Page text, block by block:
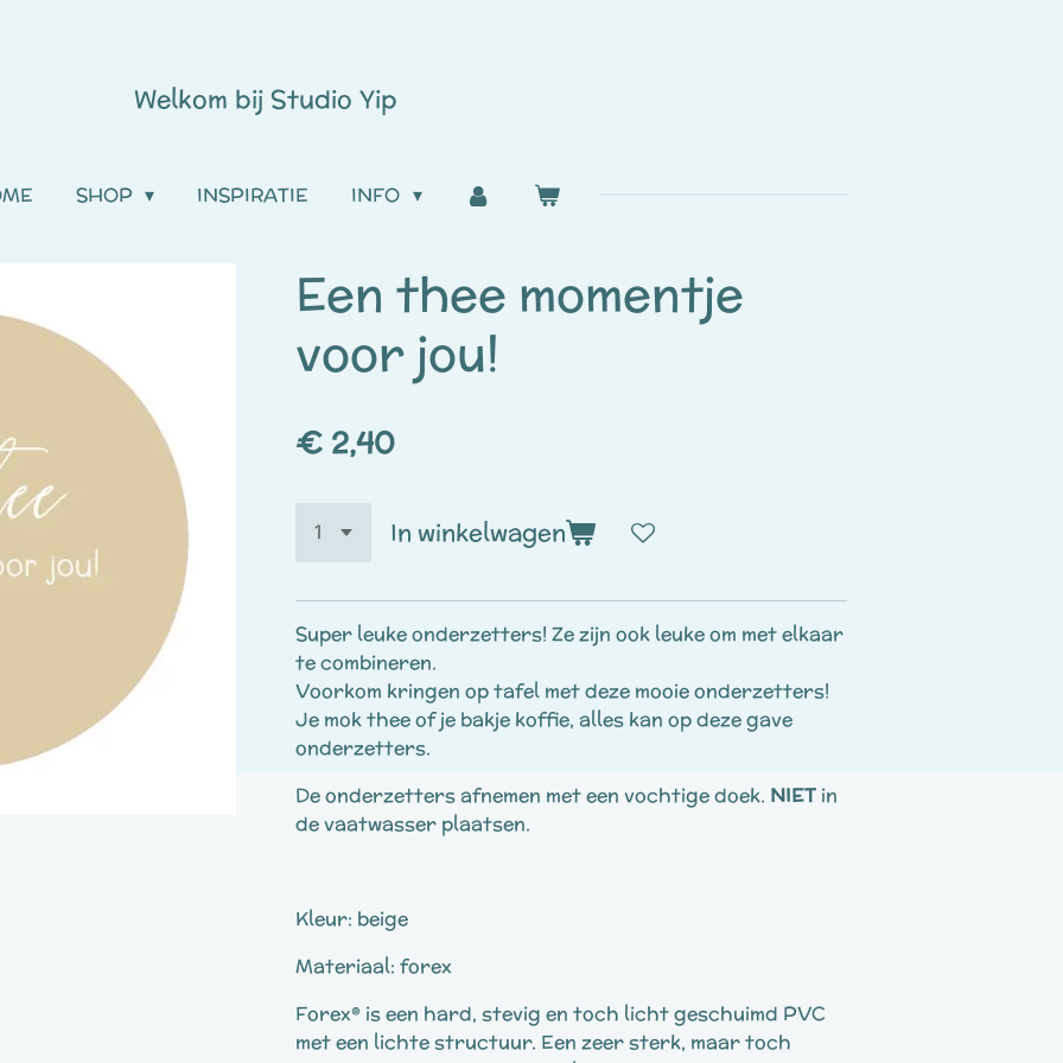
Welkom bij Studio Yip
SHOP INSPIRATIE INFO
Een thee momentje
voor jou!
€ 2,40
In winkelwagen
Super leuke onderzetters! Ze zijn ook leuke om met elkaar
te combineren.
Voorkom kringen op tafel met deze mooie onderzetters!
Je mok thee of je bakje koffie, alles kan op deze gave
onderzetters.
De onderzetters afnemen met een vochtige doek. NIET in
de vaatwasser plaatsen.
Kleur: beige
Materiaal: forex
Forex® is een hard, stevig en toch licht geschuimd PVC
met een lichte structuur. Een zeer sterk, maar toch